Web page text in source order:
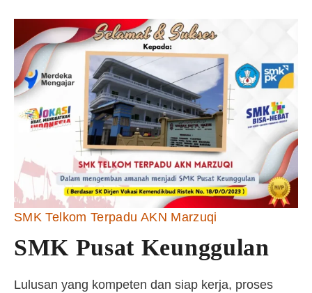
SMK Telkom Terpadu AKN Marzuqi
SMK Pusat Keunggulan
Lulusan yang kompeten dan siap kerja, proses